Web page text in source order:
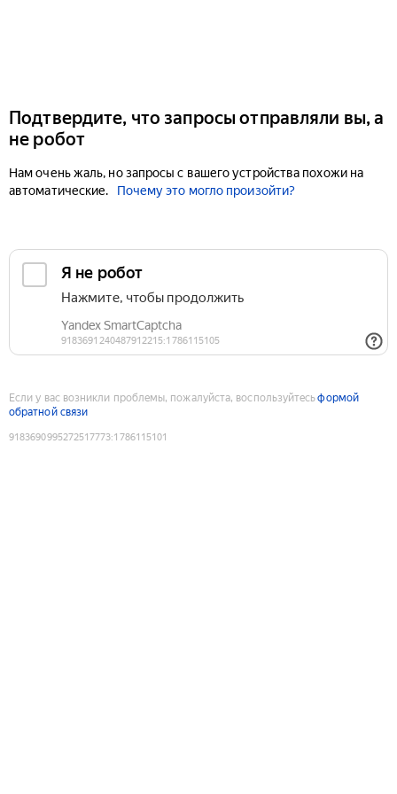
Подтвердите, что запросы отправляли вы, а
не робот
Нам очень жаль, но запросы с вашего устройства похожи на
автоматические.
Почему это могло произойти?
Если у вас возникли проблемы, пожалуйста, воспользуйтесьформой
обратной связи
9183690995272517773:1786115101